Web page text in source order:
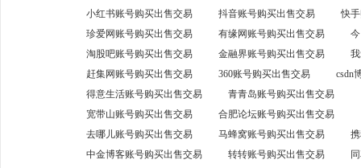
小红书账号购买出售交易
抖音账号购买出售交易
快
珍爱网账号购买出售交易
有缘网账号购买出售交易
淘股吧账号购买出售交易
金融界账号购买出售交易
赶集网账号购买出售交易
360账号购买出售交易
csdn
得意生活账号购买出售交易
青青岛账号购买出售交易
宽带山账号购买出售交易
合肥论坛账号购买出售交易
去哪儿账号购买出售交易
马蜂窝账号购买出售交易
中金博客账号购买出售交易
转转账号购买出售交易